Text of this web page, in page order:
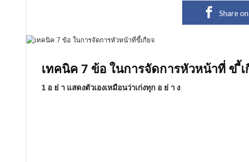
Share
เทคนิค 7 ข้อ ในการจัดการหัวหน้าที่ ข ี้เ
1 อ ย่ า แสดงตัวเองเหมือนว่าเก่งทุก อ ย่ า ง